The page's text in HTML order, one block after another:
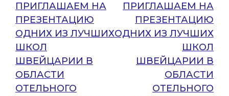
Навигация
по
записям
ПРИГЛАШАЕМ НА
ПРЕЗЕНТАЦИЮ
ОДНИХ ИЗ ЛУЧШИХ
ШКОЛ
ШВЕЙЦАРИИ В
ОБЛАСТИ
ОТЕЛЬНОГО
ПРИГЛАШАЕМ НА
ПРЕЗЕНТАЦИЮ
ОДНИХ ИЗ ЛУЧШИХ
ШКОЛ
ШВЕЙЦАРИИ В
ОБЛАСТИ
ОТЕЛЬНОГО